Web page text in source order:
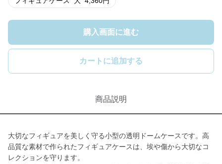
購入画面に進む
カートに追加する
商品説明
大切なフィギュアを美しく守る小型の透明ドームケースです。高
品質な素材で作られたフィギュアケースは、埃や傷から大切なコ
レクションを守ります。